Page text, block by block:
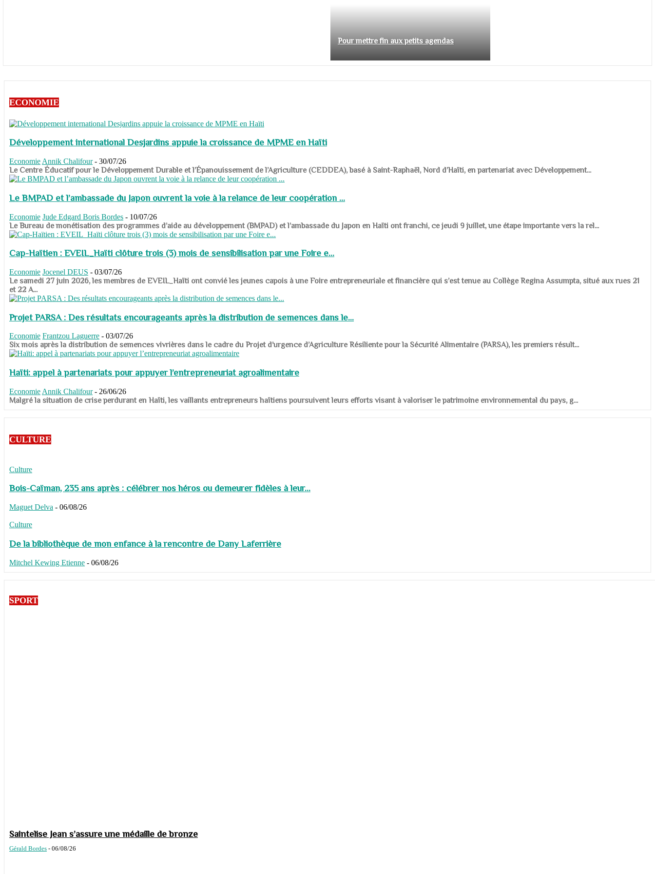
Pour mettre fin aux petits agendas
ECONOMIE
Développement international Desjardins appuie la croissance de MPME en Haïti
Economie Annik Chalifour - 30/07/26
​​​​​​​Le Centre Éducatif pour le Développement Durable et l’Épanouissement de l’Agriculture (CEDDEA), basé à Saint-Raphaël, Nord d’Haïti, en partenariat avec Développement...
Le BMPAD et l’ambassade du Japon ouvrent la voie à la relance de leur coopération ...
Economie Jude Edgard Boris Bordes - 10/07/26
​​​​​​​Le Bureau de monétisation des programmes d’aide au développement (BMPAD) et l’ambassade du Japon en Haïti ont franchi, ce jeudi 9 juillet, une étape importante vers la rel...
Cap-Haïtien : EVEIL_Haïti clôture trois (3) mois de sensibilisation par une Foire e...
Economie Jocenel DEUS - 03/07/26
Le samedi 27 juin 2026, les membres de EVEIL_Haïti ont convié les jeunes capois à une Foire entrepreneuriale et financière qui s’est tenue au Collège Regina Assumpta, situé aux rues 21
et 22 A...
Projet PARSA : Des résultats encourageants après la distribution de semences dans le...
Economie Frantzou Laguerre - 03/07/26
​​​​​​​Six mois après la distribution de semences vivrières dans le cadre du Projet d’urgence d’Agriculture Résiliente pour la Sécurité Alimentaire (PARSA), les premiers résult...
Haïti: appel à partenariats pour appuyer l’entrepreneuriat agroalimentaire
Economie Annik Chalifour - 26/06/26
​​​​​​​Malgré la situation de crise perdurant en Haïti, les vaillants entrepreneurs haïtiens poursuivent leurs efforts visant à valoriser le patrimoine environnemental du pays, g...
CULTURE
Culture
Bois-Caïman, 235 ans après : célébrer nos héros ou demeurer fidèles à leur...
Maguet Delva - 06/08/26
Culture
De la bibliothèque de mon enfance à la rencontre de Dany Laferrière
Mitchel Kewing Etienne - 06/08/26
SPORT
Saintelise Jean s’assure une médaille de bronze
Gérald Bordes - 06/08/26